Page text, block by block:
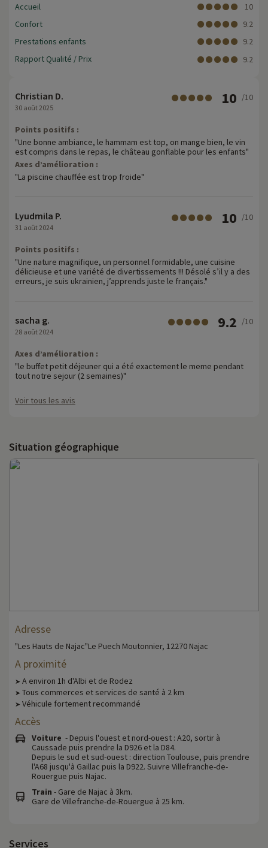
Accueil
10
Confort
9.2
Prestations enfants
9.2
Rapport Qualité / Prix
9.2
Christian D.
30 août 2025
10 /10
Points positifs :
"Une bonne ambiance, le hammam est top, on mange bien, le vin
est compris dans le repas, le château gonflable pour les enfants"
Axes d’amélioration :
"La piscine chauffée est trop froide"
Lyudmila P.
31 août 2024
10 /10
Points positifs :
"Une nature magnifique, un personnel formidable, une cuisine
délicieuse et une variété de divertissements !!! Désolé s’il y a des
erreurs, je suis ukrainien, j’apprends juste le français."
sacha g.
28 août 2024
9.2 /10
Axes d’amélioration :
"le buffet petit déjeuner qui a été exactement le meme pendant
tout notre sejour (2 semaines)"
Voir tous les avis
Situation géographique
Adresse
"Les Hauts de Najac"Le Puech Moutonnier, 12270 Najac
A proximité
➤ A environ 1h d'Albi et de Rodez
➤ Tous commerces et services de santé à 2 km
➤ Véhicule fortement recommandé
Accès
Voiture - Depuis l'ouest et nord-ouest : A20, sortir à
Caussade puis prendre la D926 et la D84.
Depuis le sud et sud-ouest : direction Toulouse, puis prendre
l'A68 jusqu'à Gaillac puis la D922. Suivre Villefranche-de-
Rouergue puis Najac.
Train - Gare de Najac à 3km.
Gare de Villefranche-de-Rouergue à 25 km.
Services